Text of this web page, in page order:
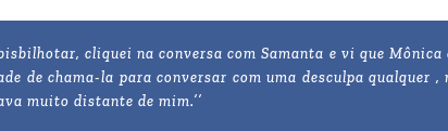
bisbilhotar, cliquei na conversa com Samanta e vi que
de chama-la para conversar com uma desculpa qualquer
muito distante de mim.’’